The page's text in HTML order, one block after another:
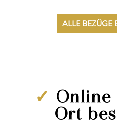
ALLE BEZÜGE
✓ Online
Ort